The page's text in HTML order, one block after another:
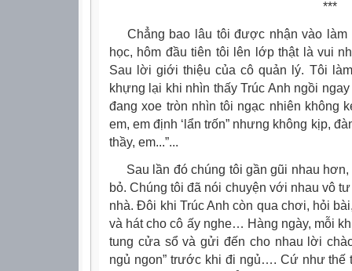
***
Chẳng bao lâu tôi được nhận vào làm
học, hôm đầu tiên tôi lên lớp thật là vui
Sau lời giới thiệu của cô quản lý. Tôi
khựng lại khi nhìn thấy Trúc Anh ngồi
đang xoe tròn nhìn tôi ngạc nhiên không
em, em định ‘lẩn trốn” nhưng không kịp,
thầy, em...”...
Sau lần đó chúng tôi gần gũi nhau hơn,
bỏ. Chúng tôi đã nói chuyện với nhau vô
nhà. Đôi khi Trúc Anh còn qua chơi, hỏi
và hát cho cô ấy nghe… Hàng ngày, mỗi
tung cửa sổ và gửi đến cho nhau lời
ngủ ngon” trước khi đi ngủ…. Cứ như thế